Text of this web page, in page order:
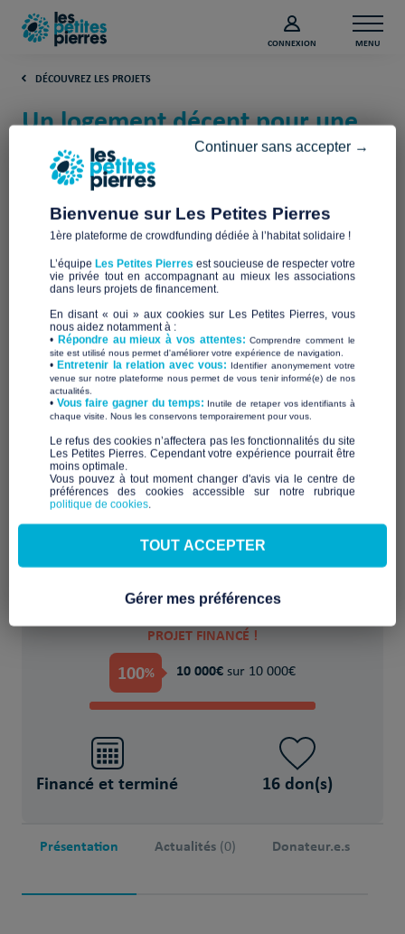
CONNEXION MENU
DÉCOUVREZ LES PROJETS
Un logement décent pour une
intégration réussie (Rhône)
(Rhône)
Accueil Réfugiés en PIerres Dorées
Financer provisoirement l'hébergement ou
le logement
POUR
PROJET FINANCÉ !
100% 10 000€ sur 10 000€
Financé et terminé 16 don(s)
Présentation Actualités (0) Donateur.e.s
Bienvenue sur Les Petites Pierres
1ère plateforme de crowdfunding dédiée à l’habitat solidaire !
L’équipe Les Petites Pierres est soucieuse de respecter votre
vie privée tout en accompagnant au mieux les associations
dans leurs projets de financement.
En disant « oui » aux cookies sur Les Petites Pierres, vous
nous aidez notamment à :
• Répondre au mieux à vos attentes:Comprendre comment le
site est utilisé nous permet d'améliorer votre expérience de navigation.
•Entretenir la relation avec vous: Identifier anonymement votre
venue sur notre plateforme nous permet de vous tenir informé(e) de nos
actualités.
​• Vous faire gagner du temps: Inutile de retaper vos identifiants à
chaque visite. Nous les conservons temporairement pour vous.
​Le refus des cookies n’affectera pas les fonctionnalités du site
Les Petites Pierres. Cependant votre expérience pourrait être
moins optimale.​
Vous pouvez à tout moment changer d'avis via le centre de
préférences des cookies accessible sur notre rubrique
politique de cookies.
Continuer sans accepter →
TOUT ACCEPTER
Gérer mes préférences